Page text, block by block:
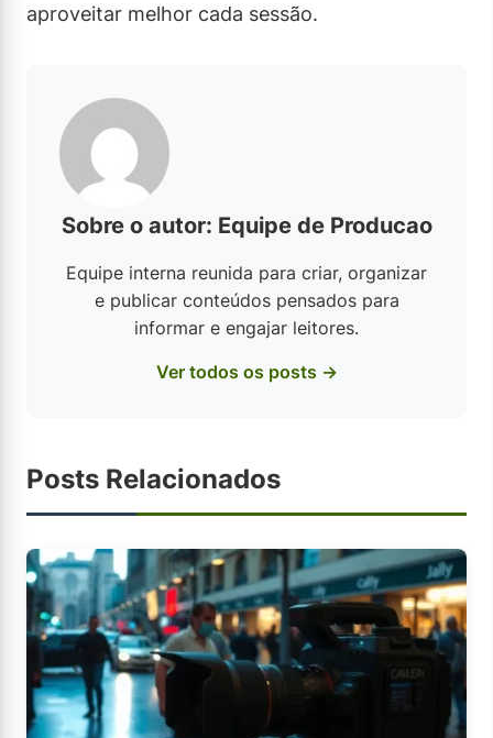
aproveitar melhor cada sessão.
Sobre o autor: Equipe de Producao
Equipe interna reunida para criar, organizar
e publicar conteúdos pensados para
informar e engajar leitores.
Ver todos os posts →
Posts Relacionados